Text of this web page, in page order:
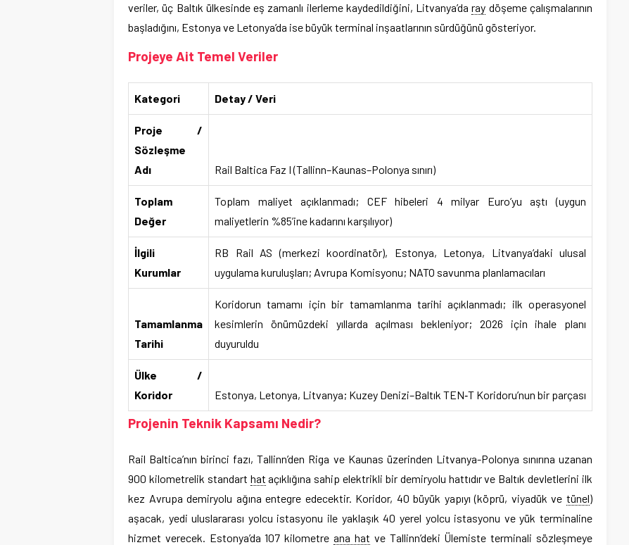
veriler, üç Baltık ülkesinde eş zamanlı ilerleme kaydedildiğini, Litvanya’daray döşeme çalışmalarının
başladığını, Estonya ve Letonya’da ise büyük terminal inşaatlarının sürdüğünü gösteriyor.
Projeye Ait Temel Veriler
Kategori Detay / Veri
Proje /
Sözleşme
Adı
Rail Baltica Faz I (Tallinn–Kaunas–Polonya sınırı)
Toplam
Değer
Toplam maliyet açıklanmadı; CEF hibeleri 4 milyar Euro’yu aştı (uygun
maliyetlerin %85’ine kadarını karşılıyor)
İlgili
Kurumlar
RB Rail AS (merkezi koordinatör), Estonya, Letonya, Litvanya’daki ulusal
uygulama kuruluşları; Avrupa Komisyonu; NATO savunma planlamacıları
Tamamlanma
Tarihi
Koridorun tamamı için bir tamamlanma tarihi açıklanmadı; ilk operasyonel
kesimlerin önümüzdeki yıllarda açılması bekleniyor; 2026 için ihale planı
duyuruldu
Ülke /
Koridor
Estonya, Letonya, Litvanya; Kuzey Denizi–Baltık TEN‑T Koridoru’nun bir parçası
Projenin Teknik Kapsamı Nedir?
Rail Baltica’nın birinci fazı, Tallinn’den Riga ve Kaunas üzerinden Litvanya-Polonya sınırına uzanan
900 kilometrelik standart hat açıklığına sahip elektrikli bir demiryolu hattıdır ve Baltık devletlerini ilk
kez Avrupa demiryolu ağına entegre edecektir. Koridor, 40 büyük yapıyı (köprü, viyadük ve tünel)
aşacak, yedi uluslararası yolcu istasyonu ile yaklaşık 40 yerel yolcu istasyonu ve yük terminaline
hizmet verecek. Estonya’da 107 kilometreana hat ve Tallinn’deki Ülemiste terminali sözleşmeye